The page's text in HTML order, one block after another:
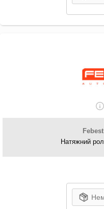
Febest
Натяжний